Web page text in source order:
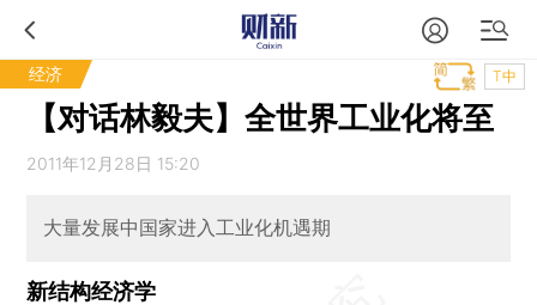
经济 T中
【对话林毅夫】全世界工业化将至
2011年12月28日 15:20
大量发展中国家进入工业化机遇期
新结构经济学